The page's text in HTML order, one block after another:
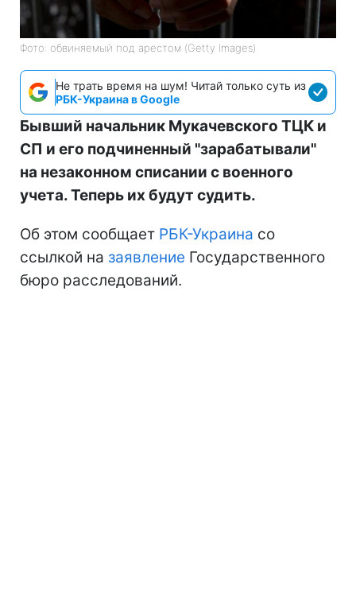
Фото: обвиняемый под арестом (Getty Images)
Не трать время на шум! Читай только суть из
РБК-Украина в Google
Бывший начальник Мукачевского ТЦК и
СП и его подчиненный "зарабатывали"
на незаконном списании с военного
учета. Теперь их будут судить.
Об этом сообщает РБК-Украина со
ссылкой на заявление Государственного
бюро расследований.